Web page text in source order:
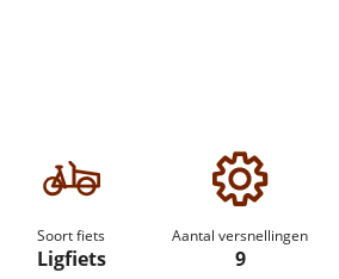
Soort fiets
Ligfiets
Aantal versnellingen
9